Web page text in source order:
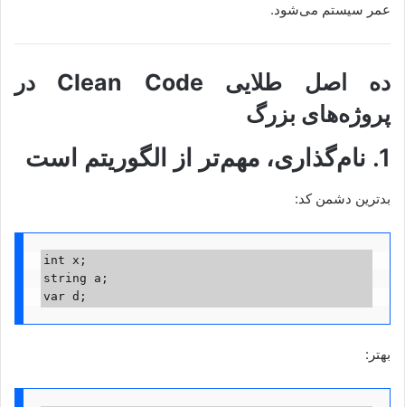
عمر سیستم می‌شود.
ده اصل طلایی Clean Code در
پروژه‌های بزرگ
1. نام‌گذاری، مهم‌تر از الگوریتم است
بدترین دشمن کد:
int x;
string a;
var d;
بهتر: